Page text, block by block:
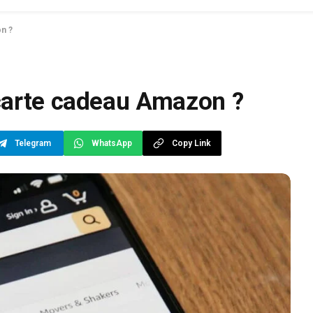
?
cadeau Amazon ?
Telegram WhatsApp Copy Link